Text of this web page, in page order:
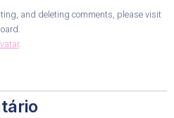
and deleting comments, please visit
.